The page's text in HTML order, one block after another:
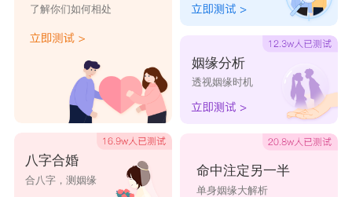
了解你们如何相处
八字合婚
合八字，测姻缘
姻缘分析
透视姻缘时机
命中注定另一半
单身姻缘大解析